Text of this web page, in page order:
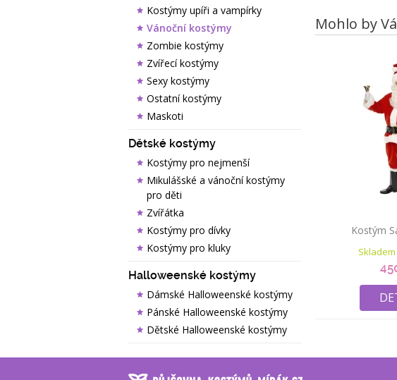
Kostýmy upíři a vampírky
Vánoční kostýmy
Zombie kostýmy
Zvířecí kostýmy
Sexy kostýmy
Ostatní kostýmy
Maskoti
Dětské kostýmy
Kostýmy pro nejmenší
Mikulášské a vánoční kostýmy
pro děti
Zvířátka
Kostýmy pro dívky
Kostýmy pro kluky
Halloweenské kostýmy
Dámské Halloweenské kostýmy
Pánské Halloweenské kostýmy
Dětské Halloweenské kostýmy
Mohlo by
Kostým